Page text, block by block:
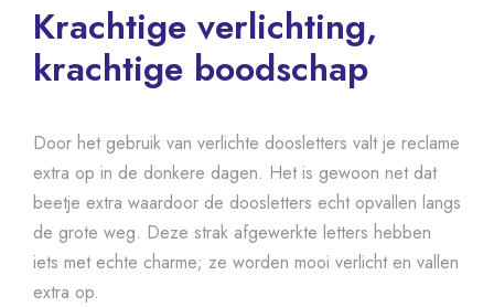
Krachtige verlichting,
krachtige boodschap
Door het gebruik van verlichte doosletters valt je reclame
extra op in de donkere dagen. Het is gewoon net dat
beetje extra waardoor de doosletters echt opvallen langs
de grote weg. Deze strak afgewerkte letters hebben
iets met echte charme; ze worden mooi verlicht en vallen
extra op.